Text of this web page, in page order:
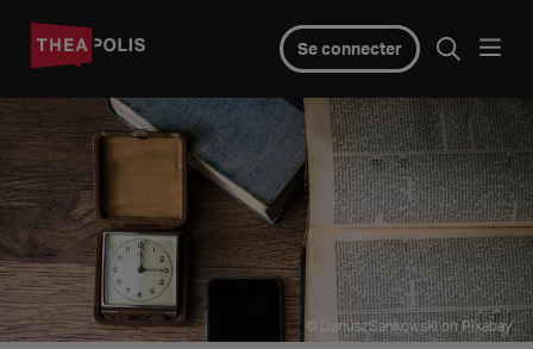
Se connecter
© DariuszSankowski on Pixabay